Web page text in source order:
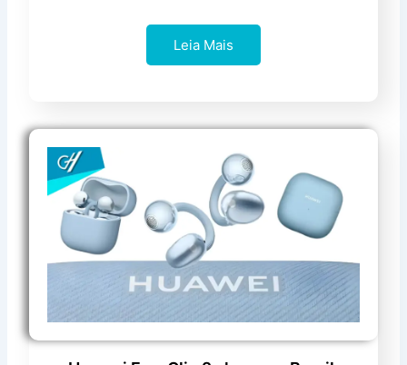
Leia Mais